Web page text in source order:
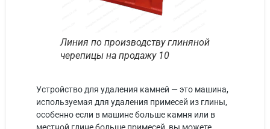
Линия по производству глиняной
черепицы на продажу 10
Устройство для удаления камней — это машина,
используемая для удаления примесей из глины,
особенно если в машине больше камня или в